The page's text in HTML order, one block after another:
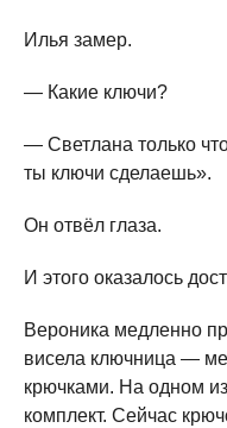
Илья замер.
— Какие ключи?
— Светлана только
ты ключи сделаешь».
Он отвёл глаза.
И этого оказалось
Вероника медленно
висела ключница —
крючками. На одном
комплект. Сейчас